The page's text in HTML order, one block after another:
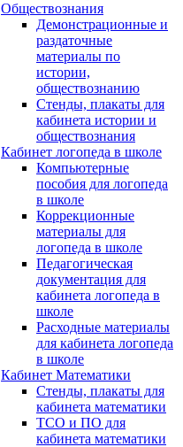
Обществознания
Демонстрационные и
раздаточные
материалы по
истории,
обществознанию
Стенды, плакаты для
кабинета истории и
обществознания
Кабинет логопеда в школе
Компьютерные
пособия для логопеда
в школе
Коррекционные
материалы для
логопеда в школе
Педагогическая
документация для
кабинета логопеда в
школе
Расходные материалы
для кабинета логопеда
в школе
Кабинет Математики
Стенды, плакаты для
кабинета математики
ТСО и ПО для
кабинета математики